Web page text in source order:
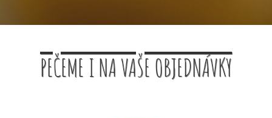
PEČEME I NA VAŠE OBJEDNÁVKY